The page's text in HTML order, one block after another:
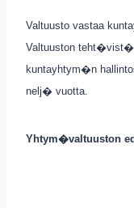
Valtuusto vastaa
Valtuuston
kuntayhtym�n
nelj� vuotta.
Yhtym�valtuuston